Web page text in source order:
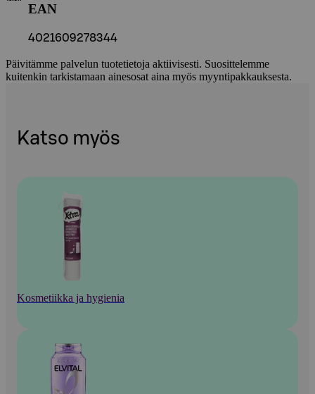
EAN
4021609278344
Päivitämme palvelun tuotetietoja aktiivisesti. Suosittelemme
kuitenkin tarkistamaan ainesosat aina myös myyntipakkauksesta.
Katso myös
Kosmetiikka ja hygienia